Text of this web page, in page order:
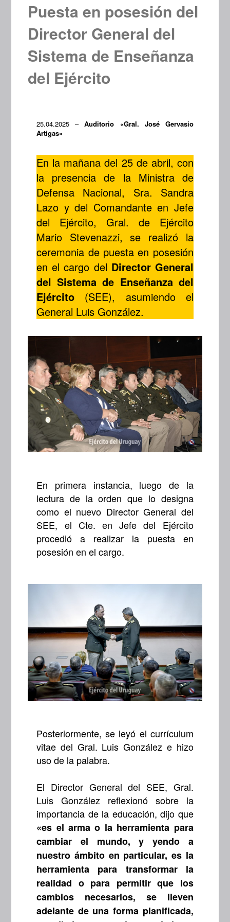
Puesta en posesión del
Director General del
Sistema de Enseñanza
del Ejército
25.04.2025 –Auditorio «Gral. José Gervasio
Artigas»
En la mañana del 25 de abril, con
la presencia de la Ministra de
Defensa Nacional, Sra. Sandra
Lazo y del Comandante en Jefe
del Ejército, Gral. de Ejército
Mario Stevenazzi, se realizó la
ceremonia de puesta en posesión
en el cargo del Director General
del Sistema de Enseñanza del
Ejército (SEE), asumiendo el
General Luis González.
En primera instancia, luego de la
lectura de la orden que lo designa
como el nuevo Director General del
SEE, el Cte. en Jefe del Ejército
procedió a realizar la puesta en
posesión en el cargo.
Posteriormente, se leyó el currículum
vitae del Gral. Luis González e hizo
uso de la palabra.
El Director General del SEE, Gral.
Luis González reflexionó sobre la
importancia de la educación, dijo que
«es el arma o la herramienta para
cambiar el mundo, y yendo a
nuestro ámbito en particular, es la
herramienta para transformar la
realidad o para permitir que los
cambios necesarios, se lleven
adelante de una forma planificada,